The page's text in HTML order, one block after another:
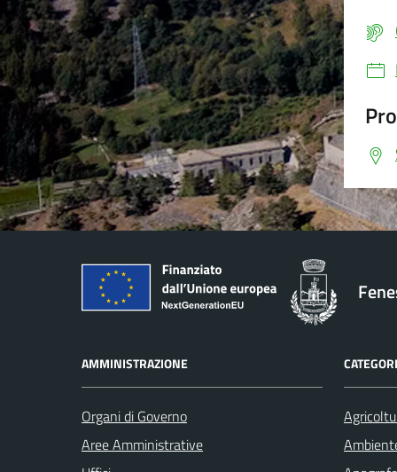
AMMINISTRAZIONE
Organi di Governo
Aree Amministrative